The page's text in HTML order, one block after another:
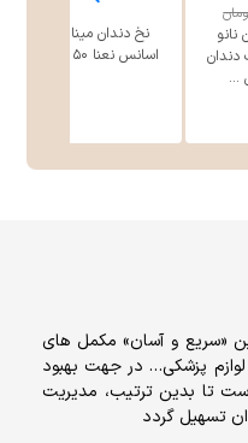
نانو
دندان
...
نخ دندان مینا با
اسانس نعنا ۵۰ متر
«سریع و آسان» مكمل هاى
پزشکی… در جهت بهبود
تا بدین ترتیب، مدیریت
تسهیل گردد